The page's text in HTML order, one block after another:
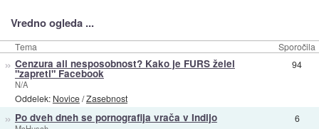
Vredno ogleda ...
Tema Sporočila
» Cenzura ali nesposobnost? Kako je FURS želel
"zapreti" Facebook
N/A
Oddelek: Novice/Zasebnost
94
» Po dveh dneh se pornografija vrača v Indijo 6